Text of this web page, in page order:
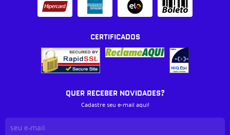
CERTIFICADOS
QUER RECEBER NOVIDADES?
Cadastre seu e-mail aqui!